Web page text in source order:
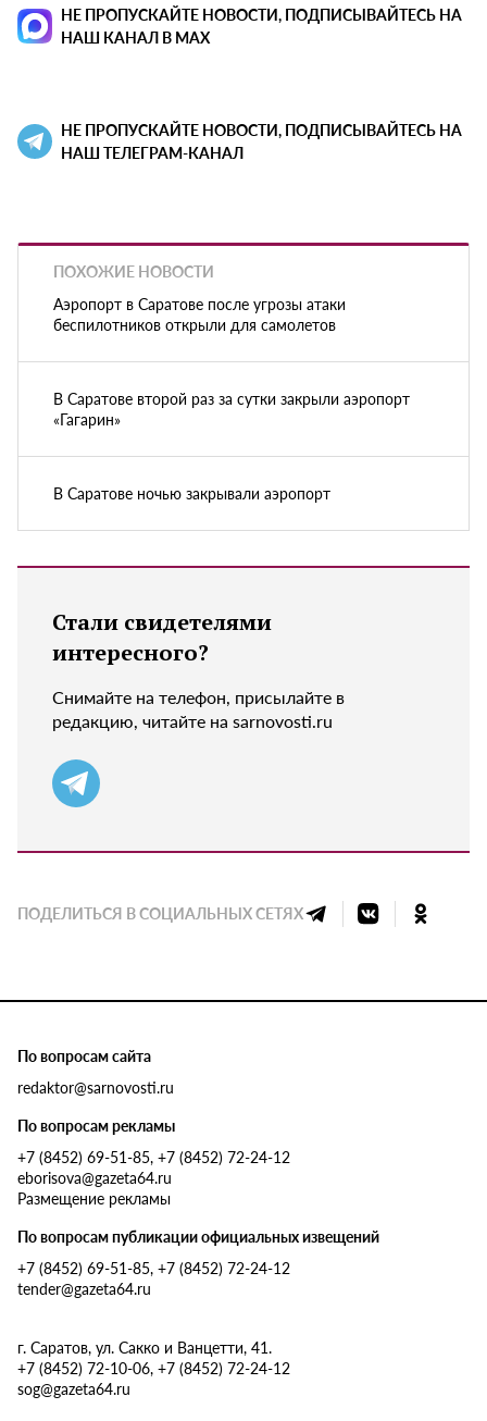
НЕ ПРОПУСКАЙТЕ НОВОСТИ, ПОДПИСЫВАЙТЕСЬ НА
НАШ КАНАЛ В MAX
НЕ ПРОПУСКАЙТЕ НОВОСТИ, ПОДПИСЫВАЙТЕСЬ НА
НАШ ТЕЛЕГРАМ-КАНАЛ
ПОХОЖИЕ НОВОСТИ
Аэропорт в Саратове после угрозы атаки
беспилотников открыли для самолетов
В Саратове второй раз за сутки закрыли аэропорт
«Гагарин»
В Саратове ночью закрывали аэропорт
Стали свидетелями
интересного?
Снимайте на телефон, присылайте в
редакцию, читайте на sarnovosti.ru
ПОДЕЛИТЬСЯ В СОЦИАЛЬНЫХ СЕТЯХ
По вопросам сайта
redaktor@sarnovosti.ru
По вопросам рекламы
+7 (8452) 69-51-85, +7 (8452) 72-24-12
eborisova@gazeta64.ru
Размещение рекламы
По вопросам публикации официальных извещений
+7 (8452) 69-51-85, +7 (8452) 72-24-12
tender@gazeta64.ru
г. Саратов, ул. Сакко и Ванцетти, 41.
+7 (8452) 72-10-06, +7 (8452) 72-24-12
sog@gazeta64.ru